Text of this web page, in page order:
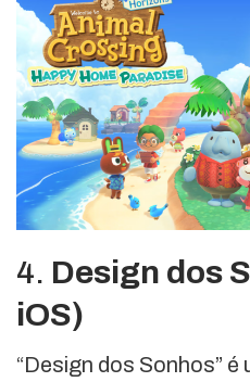
4. Design dos
iOS)
“Design dos Sonhos” é